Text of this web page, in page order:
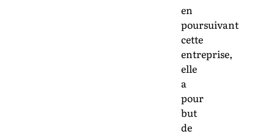
en
poursuivant
cette
entreprise,
elle
a
pour
but
de